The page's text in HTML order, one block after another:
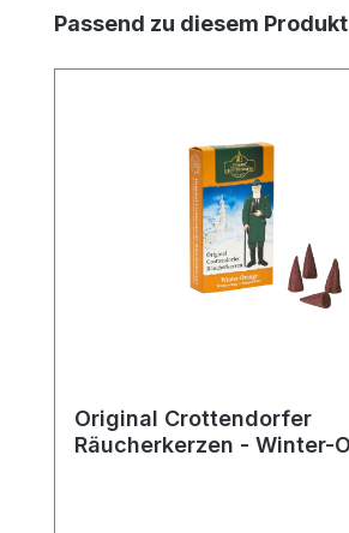
Produktgalerie überspringen
Passend zu diesem Produkt
Original Crottendorfer
Räucherkerzen - Winter-